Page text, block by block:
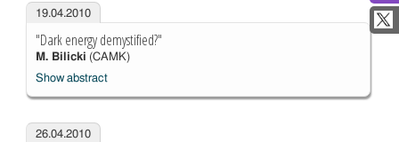
19.04.2010
"Dark energy demystified?"
M. Bilicki (CAMK)
Show abstract
26.04.2010